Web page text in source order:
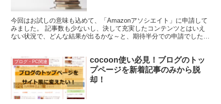
今回はお試しの意味も込めて、「Amazonアソシエイト」に申請して
みました。 記事数も少ないし、決して充実したコンテンツとはいえ
ない状況で、どんな結果が出るかな～と、期待半分での申請でした
ブログ・PC関連
cocoon使い必見！ブログのトッ
プページを新着記事のみから脱
却！